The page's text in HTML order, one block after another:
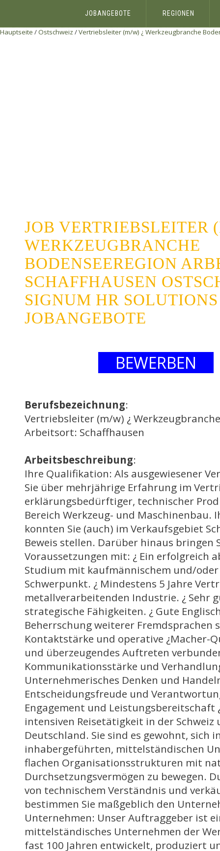
JOBANGEBOTE REGIONEN
Hauptseite /Ostschweiz /Vertriebsleiter (m/w) ¿ Werkzeugbranche
JOB VERTRIEBSLEITER
WERKZEUGBRANCHE
BODENSEEREGION
SCHAFFHAUSEN
SIGNUM HR
JOBANGEBOTE
BEWERBEN
Berufsbezeichnung:
Vertriebsleiter (m/w) ¿
Arbeitsort: Schaffhausen
Arbeitsbeschreibung:
Ihre Qualifikation: Als ausgewiesener
Sie über mehrjährige Erfahrung im
erklärungsbedürftiger, technischer
Bereich Werkzeug- und Maschinenbau.
konnten Sie (auch) im Verkaufsgebiet
Beweis stellen. Darüber hinaus bringen
Voraussetzungen mit: ¿ Ein erfolgreich
Studium mit kaufmännischem und/
Schwerpunkt. ¿ Mindestens 5 Jahre
metallverarbeitenden Industrie. ¿ Sehr
strategische Fähigkeiten. ¿ Gute
Beherrschung weiterer Fremdsprachen
Kontaktstärke und operative ¿Macher-
und überzeugendes Auftreten
Kommunikationsstärke und
Unternehmerisches Denken und
Entscheidungsfreude und
Engagement und Leistungsbereitschaft
intensiven Reisetätigkeit in der Schweiz
Deutschland. Sie sind es gewohnt, sich
inhabergeführten, mittelständischen
flachen Organisationsstrukturen mit
Durchsetzungsvermögen zu bewegen.
von technischem Verständnis und
bestimmen Sie maßgeblich den
Unternehmen: Unser Auftraggeber ist
mittelständisches Unternehmen der
fast 100 Jahren entwickelt, produziert